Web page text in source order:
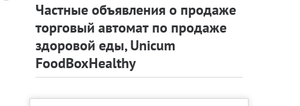
Частные объявления о продаже
торговый автомат по продаже
здоровой еды, Unicum
FoodBoxHealthy